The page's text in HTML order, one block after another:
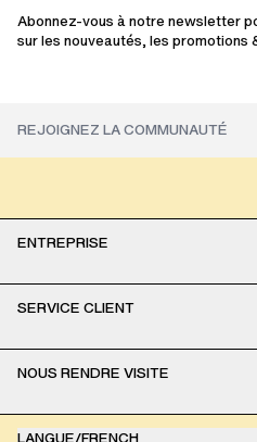
Abonnez-vous à notre newsletter
sur les nouveautés, les promotions
ENTREPRISE
SERVICE CLIENT
NOUS RENDRE VISITE
LANGUE/FRENCH